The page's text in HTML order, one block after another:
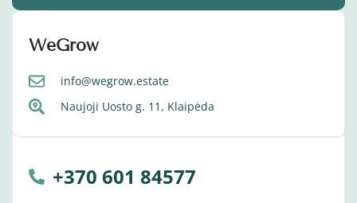
WeGrow
info@wegrow.estate
Naujoji Uosto g. 11, Klaipėda
+370 601 84577